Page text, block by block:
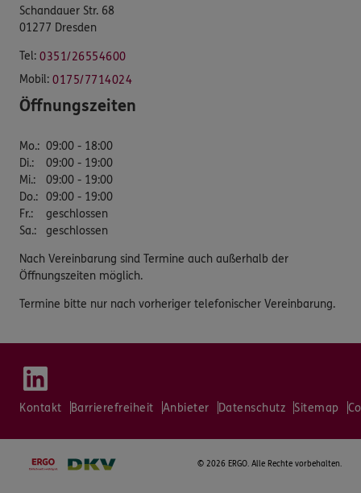
Schandauer Str. 68
01277 Dresden
Tel: 0351/26554600
Mobil: 0175/7714024
Öffnungszeiten
Mo.: 09:00 - 18:00
Di.:
09:00 - 19:00
Mi.:
09:00 - 19:00
Do.: 09:00 - 19:00
Fr.:
geschlossen
Sa.: geschlossen
Nach Vereinbarung sind Termine auch außerhalb der
Öffnungszeiten möglich.
Termine bitte nur nach vorheriger telefonischer Vereinbarung.
Kontakt Barrierefreiheit Anbieter Datenschutz Sitemap
© 2026 ERGO. Alle Rechte vorbehalten.